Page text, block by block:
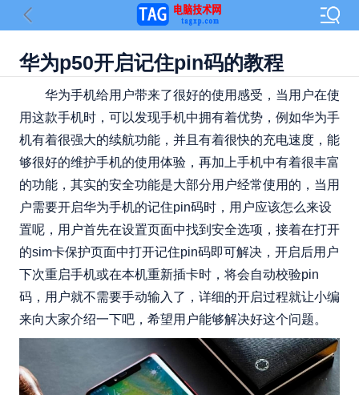
​华为p50开启记住pin码的教程
华为手机给用户带来了很好的使用感受，当用户在使
用这款手机时，可以发现手机中拥有着优势，例如华为手
机有着很强大的续航功能，并且有着很快的充电速度，能
够很好的维护手机的使用体验，再加上手机中有着很丰富
的功能，其实的安全功能是大部分用户经常使用的，当用
户需要开启华为手机的记住pin码时，用户应该怎么来设
置呢，用户首先在设置页面中找到安全选项，接着在打开
的sim卡保护页面中打开记住pin码即可解决，开启后用户
下次重启手机或在本机重新插卡时，将会自动校验pin
码，用户就不需要手动输入了，详细的开启过程就让小编
来向大家介绍一下吧，希望用户能够解决好这个问题。